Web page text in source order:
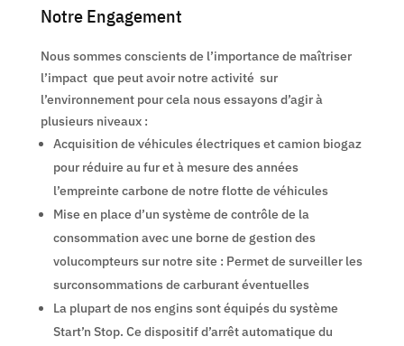
Notre Engagement
Nous sommes conscients de l’importance de maîtriser
l’impact que peut avoir notre activité sur
l’environnement pour cela nous essayons d’agir à
plusieurs niveaux :
Acquisition de véhicules électriques et camion biogaz
pour réduire au fur et à mesure des années
l’empreinte carbone de notre flotte de véhicules
Mise en place d’un système de contrôle de la
consommation avec une borne de gestion des
volucompteurs sur notre site : Permet de surveiller les
surconsommations de carburant éventuelles
La plupart de nos engins sont équipés du système
Start’n Stop. Ce dispositif d’arrêt automatique du